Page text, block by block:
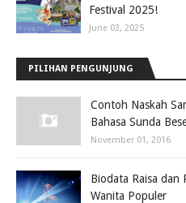
Festival 2025!
June 03, 2025
PILIHAN PENGUNJUNG
Contoh Naskah
Bahasa Sunda
November 01, 2016
Biodata Raisa dan
Wanita Populer